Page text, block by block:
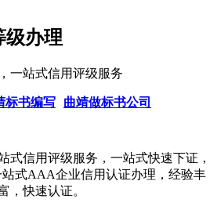
级办理
一站式信用评级服务
标书编写 曲靖做标书公司
式信用评级服务，一站式快速下证，
式AAA企业信用认证办理，经验丰
，快速认证。